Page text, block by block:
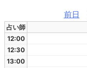
前日
占い師
12:00
12:30
13:00